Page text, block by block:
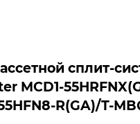
сплит-
MCD1-
R(GA)/T-